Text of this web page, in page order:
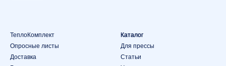
ТеплоКомплект
Каталог
Опросные листы
Для прессы
Доставка
Статьи